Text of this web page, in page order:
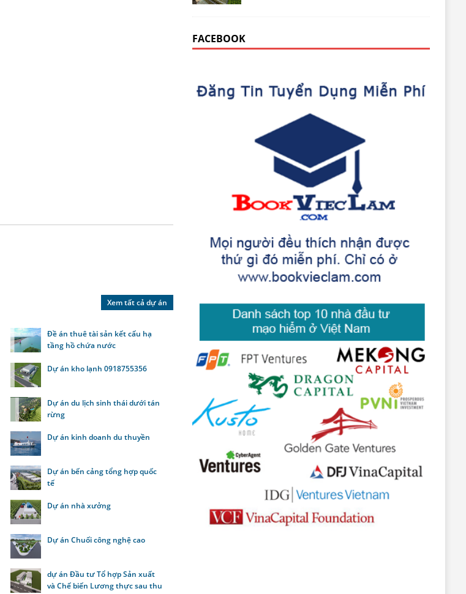
Xem tất cả dự án
Đề án thuê tài sản kết cấu hạ
tầng hồ chứa nước
Dự án kho lạnh 0918755356
Dự án du lịch sinh thái dưới tán
rừng
Dự án kinh doanh du thuyền
Dự án bến cảng tổng hợp quốc
tế
Dự án nhà xưởng
Dự án Chuối công nghệ cao
dự án Đầu tư Tổ hợp Sản xuất
và Chế biến Lương thực sau thu
FACEBOOK